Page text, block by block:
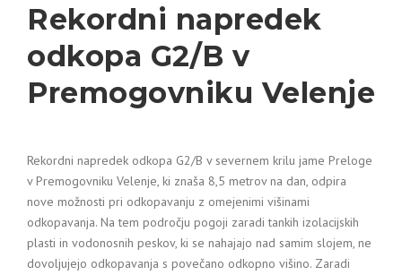
Rekordni napredek
odkopa G2/B v
Premogovniku Velenje
Rekordni napredek odkopa G2/B v severnem krilu jame Preloge
v Premogovniku Velenje, ki znaša 8,5 metrov na dan, odpira
nove možnosti pri odkopavanju z omejenimi višinami
odkopavanja. Na tem področju pogoji zaradi tankih izolacijskih
plasti in vodonosnih peskov, ki se nahajajo nad samim slojem, ne
dovoljujejo odkopavanja s povečano odkopno višino. Zaradi